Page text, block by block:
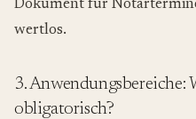
Dokument für
wertlos.
3. Anwendungsbereiche:
obligatorisch?